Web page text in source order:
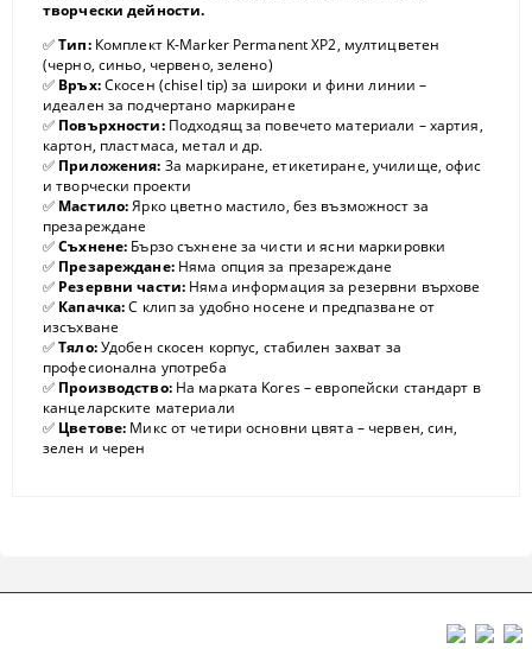
творчески дейности.
✅Тип:Комплект K‑Marker Permanent XP2, мултицветен
(черно, синьо, червено, зелено)
✅ Връх:Скосен (chisel tip) за широки и фини линии –
идеален за подчертано маркиране
✅ Повърхности:Подходящ за повечето материали – хартия,
картон, пластмаса, метал и др.
✅ Приложения: За маркиране, етикетиране, училище, офис
и творчески проекти
✅ Мастило:Ярко цветно мастило, без възможност за
презареждане
✅Съхнене: Бързо съхнене за чисти и ясни маркировки
✅ Презареждане:Няма опция за презареждане
✅ Резервни части: Няма информация за резервни върхове
✅ Капачка:С клип за удобно носене и предпазване от
изсъхване
✅Тяло:Удобен скосен корпус, стабилен захват за
професионална употреба
✅ Производство:На марката Kores – европейски стандарт в
канцеларските материали
✅ Цветове: Микс от четири основни цвята – червен, син,
зелен и черен